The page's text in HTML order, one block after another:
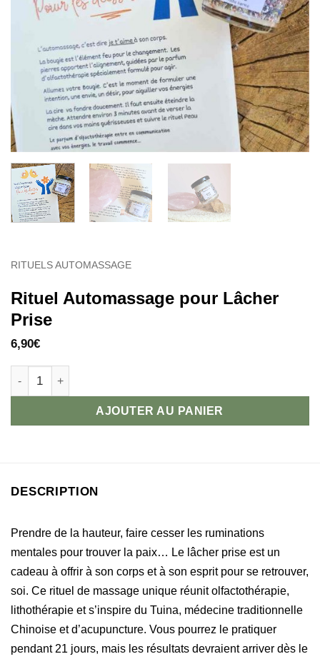
RITUELS AUTOMASSAGE
Rituel Automassage pour Lâcher
Prise
6,90€
quantité de Rituel Automassage pour Lâcher Prise
AJOUTER AU PANIER
DESCRIPTION
Prendre de la hauteur, faire cesser les ruminations
mentales pour trouver la paix… Le lâcher prise est un
cadeau à offrir à son corps et à son esprit pour se retrouver,
soi. Ce rituel de massage unique réunit olfactothérapie,
lithothérapie et s’inspire du Tuina, médecine traditionnelle
Chinoise et d’acupuncture. Vous pourrez le pratiquer
pendant 21 jours, mais les résultats devraient arriver dès le